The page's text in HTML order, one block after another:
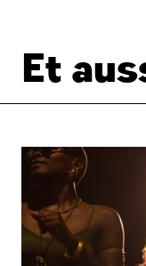
Et